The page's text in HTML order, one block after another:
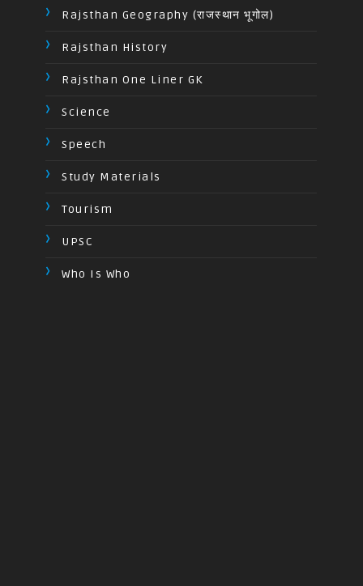
Rajsthan Geography (राजस्थान भूगोल)
Rajsthan History
Rajsthan One Liner GK
Science
Speech
Study Materials
Tourism
UPSC
Who Is Who